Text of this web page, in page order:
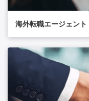
海外転職エージェン